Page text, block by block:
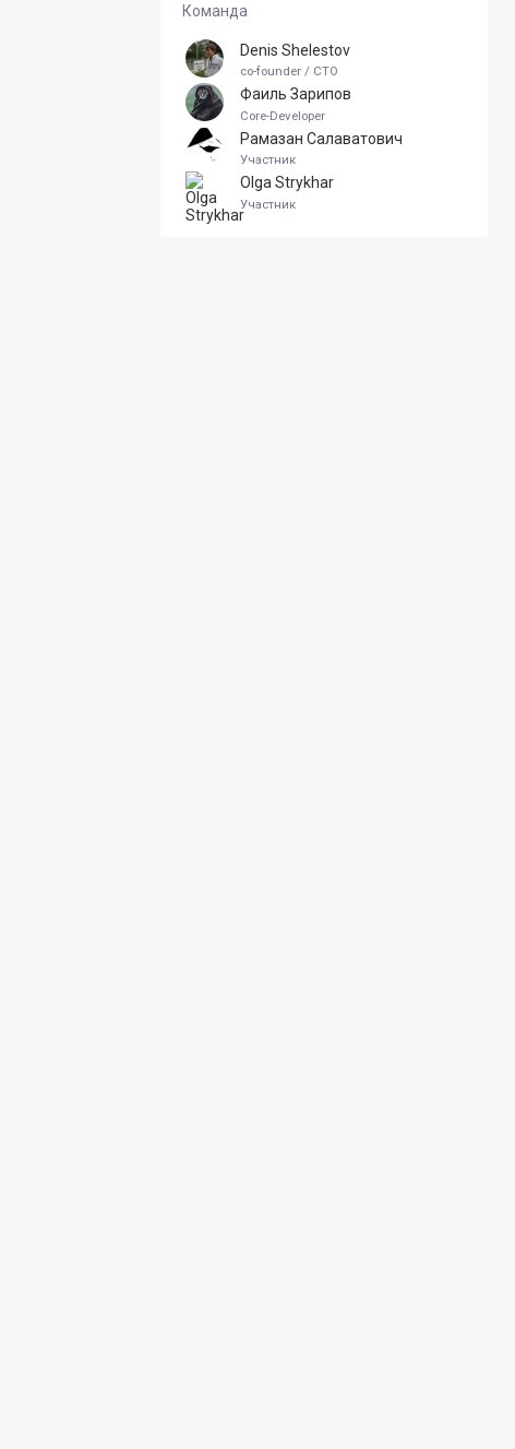
Команда
Denis Shelestov
co-founder / CTO
Фаиль Зарипов
Core-Developer
Рамазан Салаватович
Участник
Olga Strykhar
Участник